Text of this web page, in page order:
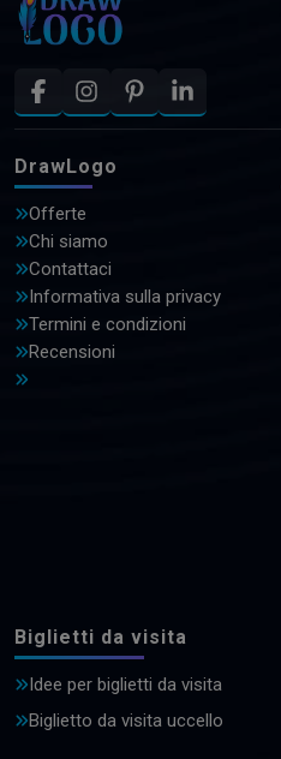
DrawLogo
Offerte
Chi siamo
Contattaci
Informativa sulla privacy
Termini e condizioni
Recensioni
Biglietti da visita
Idee per biglietti da visita
Biglietto da visita uccello